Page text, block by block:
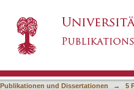
und Dissertationen → 5